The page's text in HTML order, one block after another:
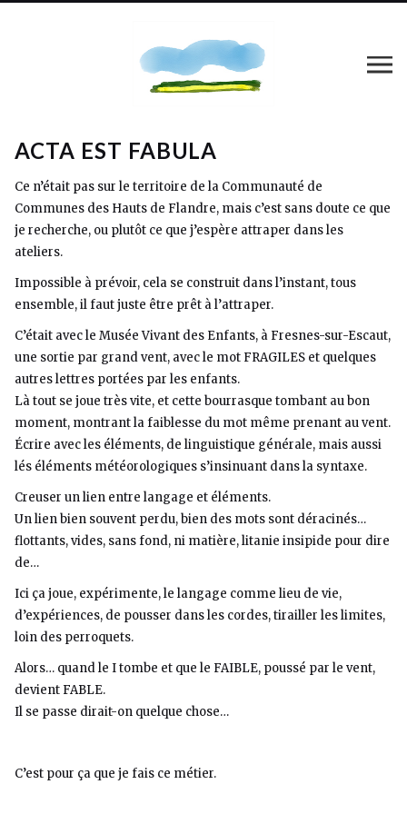
ACTA EST FABULA
Ce n’était pas sur le territoire de la Communauté de
Communes des Hauts de Flandre, mais c’est sans doute ce que
je recherche, ou plutôt ce que j’espère attraper dans les
ateliers.
Impossible à prévoir, cela se construit dans l’instant, tous
ensemble, il faut juste être prêt à l’attraper.
C’était avec le Musée Vivant des Enfants, à Fresnes-sur-Escaut,
une sortie par grand vent, avec le mot FRAGILES et quelques
autres lettres portées par les enfants.
Là tout se joue très vite, et cette bourrasque tombant au bon
moment, montrant la faiblesse du mot même prenant au vent.
Écrire avec les éléments, de linguistique générale, mais aussi
lés éléments météorologiques s’insinuant dans la syntaxe.
Creuser un lien entre langage et éléments.
Un lien bien souvent perdu, bien des mots sont déracinés…
flottants, vides, sans fond, ni matière, litanie insipide pour dire
de…
Ici ça joue, expérimente, le langage comme lieu de vie,
d’expériences, de pousser dans les cordes, tirailler les limites,
loin des perroquets.
Alors… quand le I tombe et que le FAIBLE, poussé par le vent,
devient FABLE.
Il se passe dirait-on quelque chose…
C’est pour ça que je fais ce métier.